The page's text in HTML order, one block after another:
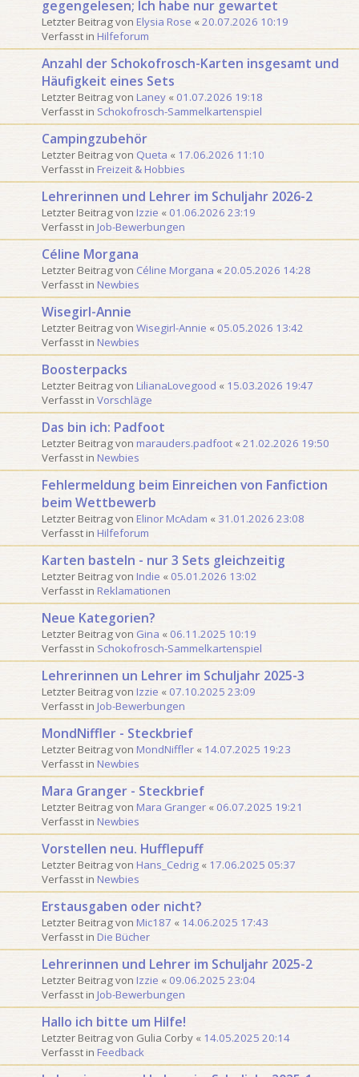
e
S
c
h
e
o
n
0
gegengelesen; Ich habe nur gewartet
Letzter Beitrag von Elysia Rose «20.07.2026 10:19
Verfasst in Hilfeforum
Anzahl der Schokofrosch-Karten insgesamt und
Häufigkeit eines Sets
Letzter Beitrag von Laney « 01.07.2026 19:18
Verfasst in Schokofrosch-Sammelkartenspiel
Campingzubehör
Letzter Beitrag von Queta « 17.06.2026 11:10
Verfasst in Freizeit & Hobbies
Lehrerinnen und Lehrer im Schuljahr 2026-2
Letzter Beitrag von Izzie « 01.06.2026 23:19
Verfasst in Job-Bewerbungen
Céline Morgana
Letzter Beitrag von Céline Morgana «20.05.2026 14:28
Verfasst in Newbies
Wisegirl-Annie
Letzter Beitrag von Wisegirl-Annie « 05.05.2026 13:42
Verfasst in Newbies
Boosterpacks
Letzter Beitrag von LilianaLovegood « 15.03.2026 19:47
Verfasst in Vorschläge
Das bin ich: Padfoot
Letzter Beitrag von marauders.padfoot «21.02.2026 19:50
Verfasst in Newbies
Fehlermeldung beim Einreichen von Fanfiction
beim Wettbewerb
Letzter Beitrag von Elinor McAdam « 31.01.2026 23:08
Verfasst in Hilfeforum
Karten basteln - nur 3 Sets gleichzeitig
Letzter Beitrag von Indie « 05.01.2026 13:02
Verfasst in Reklamationen
Neue Kategorien?
Letzter Beitrag von Gina « 06.11.2025 10:19
Verfasst in Schokofrosch-Sammelkartenspiel
Lehrerinnen un Lehrer im Schuljahr 2025-3
Letzter Beitrag von Izzie « 07.10.2025 23:09
Verfasst in Job-Bewerbungen
MondNiffler - Steckbrief
Letzter Beitrag von MondNiffler « 14.07.2025 19:23
Verfasst in Newbies
Mara Granger - Steckbrief
Letzter Beitrag von Mara Granger « 06.07.2025 19:21
Verfasst in Newbies
Vorstellen neu. Hufflepuff
Letzter Beitrag von Hans_Cedrig « 17.06.2025 05:37
Verfasst in Newbies
Erstausgaben oder nicht?
Letzter Beitrag von Mic187 « 14.06.2025 17:43
Verfasst in Die Bücher
Lehrerinnen und Lehrer im Schuljahr 2025-2
Letzter Beitrag von Izzie « 09.06.2025 23:04
Verfasst in Job-Bewerbungen
Hallo ich bitte um Hilfe!
Letzter Beitrag von Gulia Corby « 14.05.2025 20:14
Verfasst in Feedback